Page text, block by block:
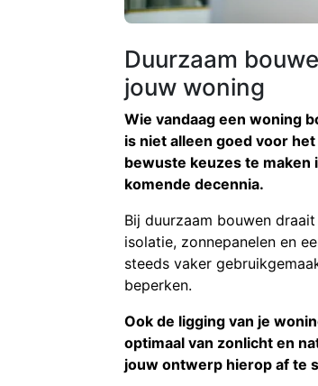
Duurzaam
jouw woning
Wie vandaag een woning
is niet alleen goed voor
bewuste keuzes te maken
komende decennia.
Bij duurzaam bouwen
isolatie, zonnepanelen en
steeds vaker
beperken.
Ook de ligging van je
optimaal van zonlicht en
jouw ontwerp hierop af te